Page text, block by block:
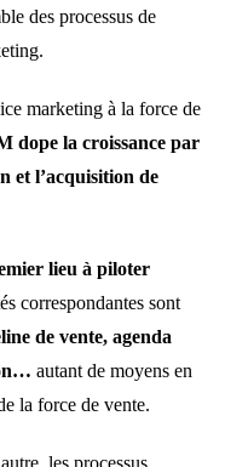
des processus de
marketing à la force de
dope la croissance par
et l’acquisition de
lieu à piloter
correspondantes sont
de vente, agenda
autant de moyens en
la force de vente.
les processus